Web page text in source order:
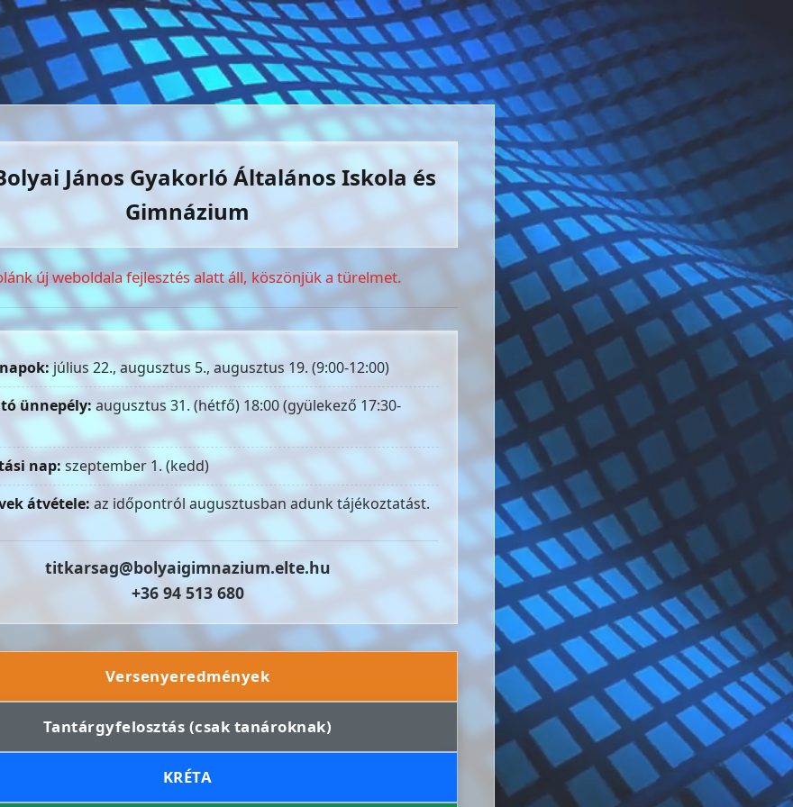
János Gyakorló Általános Iskola és
Gimnázium
új weboldala fejlesztés alatt áll, köszönjük a türelmet.
július 22., augusztus 5., augusztus 19. (9:00-12:00)
ünnepély:augusztus 31. (hétfő) 18:00 (gyülekező 17:30-
nap:szeptember 1. (kedd)
átvétele: az időpontról augusztusban adunk tájékoztatást.
titkarsag@bolyaigimnazium.elte.hu
+36 94 513 680
Versenyeredmények
Tantárgyfelosztás (csak tanároknak)
KRÉTA